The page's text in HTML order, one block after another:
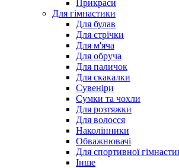
Прикраси
Для гімнастики
Для булав
Для стрічки
Для м'яча
Для обруча
Для паличок
Для скакалки
Сувеніри
Сумки та чохли
Для розтяжки
Для волосся
Наколінники
Обважнювачі
Для спортивної
Інше